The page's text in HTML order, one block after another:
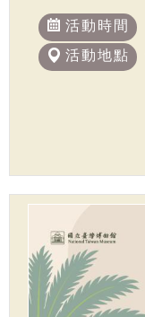
活動時間
活動地點